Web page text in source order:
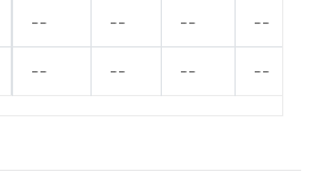
-- -- -- --
-- -- -- --